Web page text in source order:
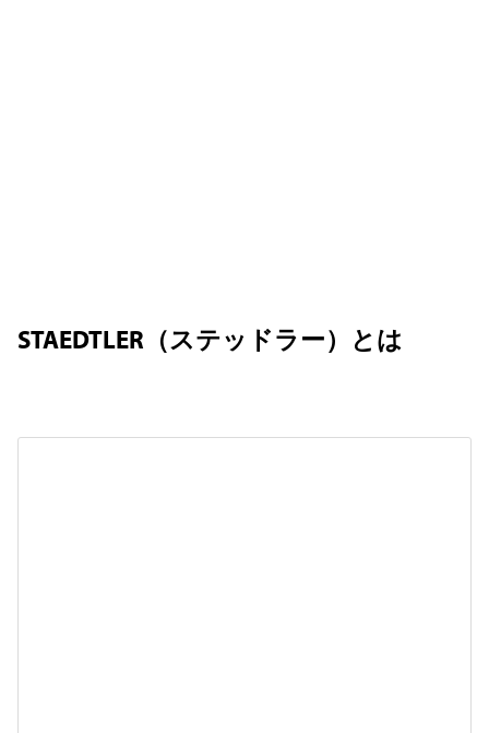
STAEDTLER（ステッドラー）とは